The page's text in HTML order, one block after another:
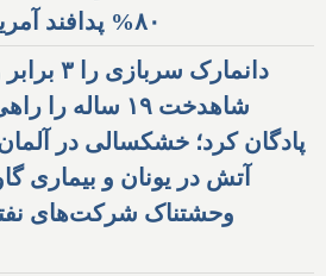
۸۰% پدافند آمریکا صرف ایران شده
دانمارک سربازی را ۳
شاهدخت ۱۹ ساله را
پادگان کرد؛ خشکسالی در
آتش در یونان و بیماری
وحشتناک شرکت‌های